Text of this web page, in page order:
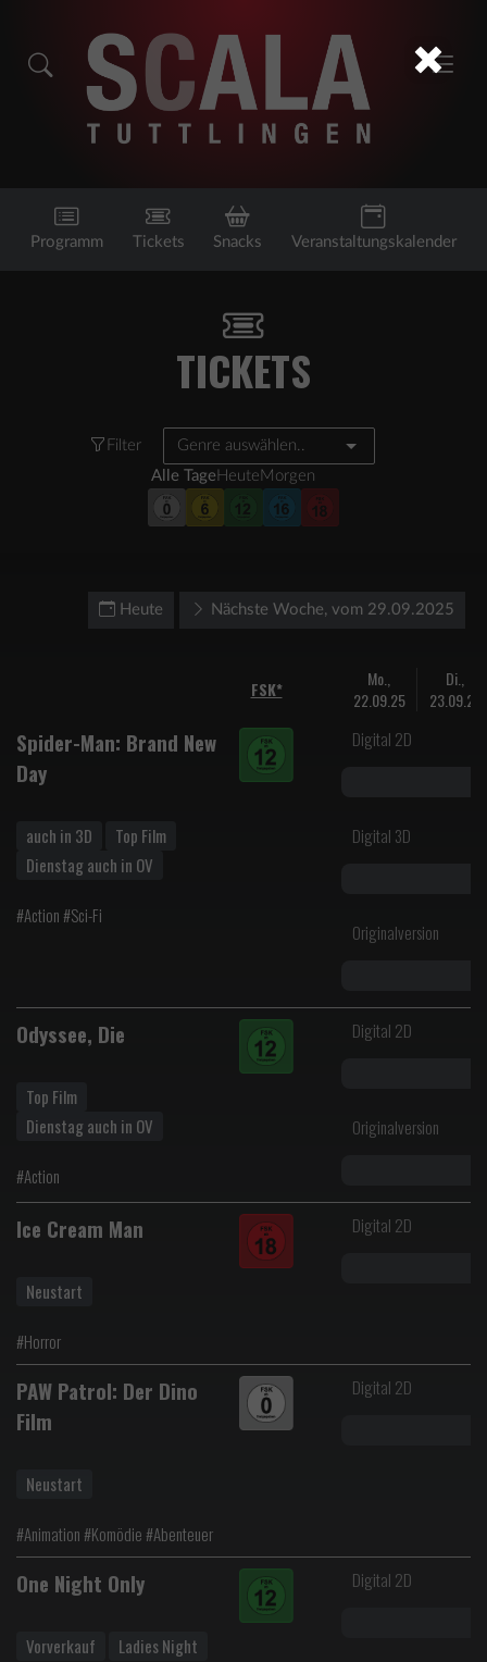
Programm Tickets Snacks Veranstaltungskalender
TICKETS
Filter
Genre auswählen..
Alle Tage Heute Morgen
Heute Nächste Woche, vom 29.09.2025
FSK*
Mo.,
22.09.25
Di.,
23.09.25
Spider-Man: Brand New
Day
auch in 3D
Top Film
Dienstag auch in OV
#Action #Sci-Fi
Digital 2D
Digital 3D
Originalversion
Odyssee, Die
Top Film
Dienstag auch in OV
#Action
Digital 2D
Originalversion
Ice Cream Man
Neustart
#Horror
Digital 2D
PAW Patrol: Der Dino
Film
Neustart
#Animation #Komödie #Abenteuer
Digital 2D
One Night Only
Vorverkauf Ladies Night
Digital 2D